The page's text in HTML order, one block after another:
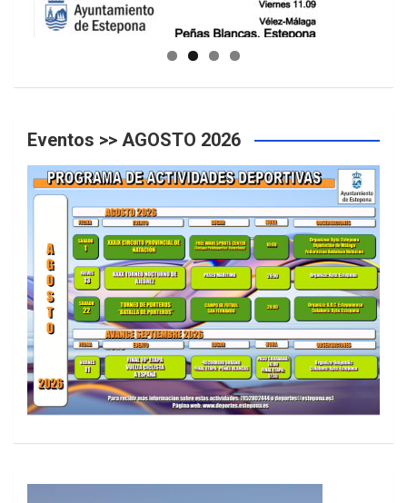
GUIA DE INSTALACIONES DEPORTIVAS
Eventos >> AGOSTO 2026